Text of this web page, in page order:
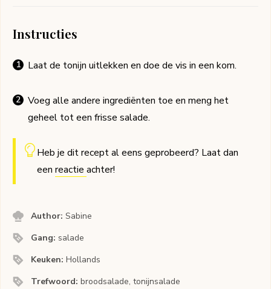
Instructies
Laat de tonijn uitlekken en doe de vis in een kom.
Voeg alle andere ingrediënten toe en meng het
geheel tot een frisse salade.
Heb je dit recept al eens geprobeerd? Laat dan
een reactie achter!
Author:Sabine
Gang: salade
Keuken:Hollands
Trefwoord:broodsalade, tonijnsalade